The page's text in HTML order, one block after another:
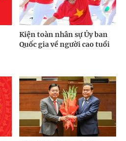
Kiện toàn nhân sự Ủy ban
Quốc gia về người cao tuổi